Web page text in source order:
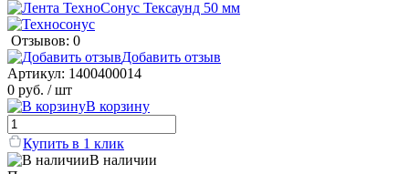
Отзывов: 0
Добавить отзыв
Артикул: 1400400014
0 руб. / шт
В корзину
Купить в 1 клик
В наличии